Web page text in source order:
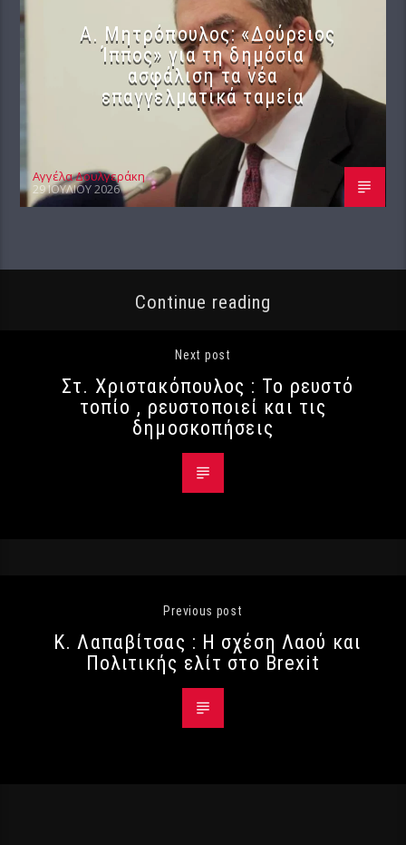
Α. Μητρόπουλος: «Δούρειος
Ίππος» για τη δημόσια
ασφάλιση τα νέα
επαγγελματικά ταμεία
Αγγέλα Δουλγεράκη
29 ΙΟΥΛΊΟΥ 2026
Continue reading
Next post
Στ. Χριστακόπουλος : Το ρευστό
τοπίο , ρευστοποιεί και τις
δημοσκοπήσεις
Previous post
Κ. Λαπαβίτσας : Η σχέση Λαού και
Πολιτικής ελίτ στο Brexit